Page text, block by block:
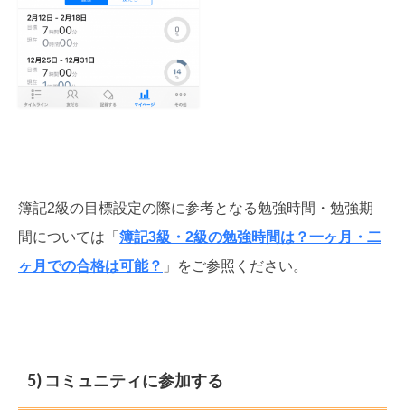
簿記2級の目標設定の際に参考となる勉強時間・勉強期
間については「 簿記3級・2級の勉強時間は？一ヶ月・二
ヶ月での合格は可能？ 」をご参照ください。
5) コミュニティに参加する